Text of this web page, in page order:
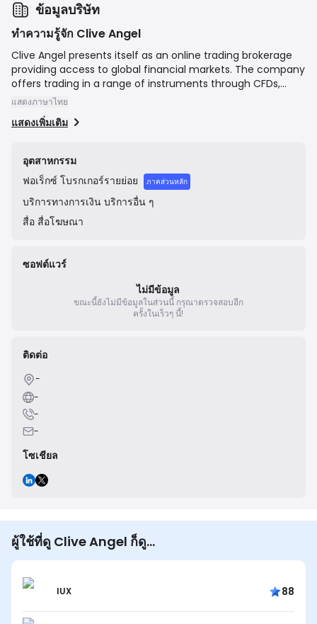
ข้อมูลบริษัท
ทำความรู้จัก Clive Angel
Clive Angel presents itself as an online trading brokerage
providing access to global financial markets. The company
offers trading in a range of instruments through CFDs,
including forex pairs, cryptocurrencies, indices, stocks, and
commodities. Their stated mission is to provide a secure,
innovative, and user-friendly trading environment for
Techsync Management Company Limited, a company
registered in St. Vincent and the Grenadines.
แสดงภาษาไทย
แสดงเพิ่มเติม
อุตสาหกรรม
ฟอเร็กซ์ โบรกเกอร์รายย่อย ภาคส่วนหลัก
บริการทางการเงิน บริการอื่น ๆ
สื่อ สื่อโฆษณา
ซอฟต์แวร์
ไม่มีข้อมูล
ขณะนี้ยังไม่มีข้อมูลในส่วนนี้ กรุณาตรวจสอบอีก
ครั้งในเร็วๆ นี้!
ติดต่อ
-
-
-
-
โซเชียล
ผู้ใช้ที่ดู Clive Angel ก็ดู...
IUX 88